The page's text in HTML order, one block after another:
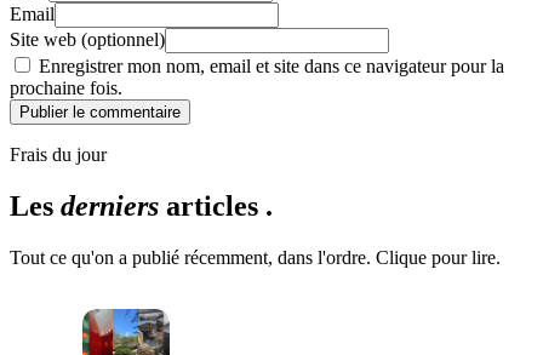
Email
Site web (optionnel)
Enregistrer mon nom, email et site dans ce navigateur pour la
prochaine fois.
Publier le commentaire
Frais du jour
Les derniers articles .
Tout ce qu'on a publié récemment, dans l'ordre. Clique pour lire.